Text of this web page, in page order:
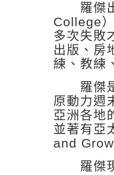
羅傑出
College
多次失敗
出版、房
練、教練
羅傑是
原動力週
亞洲各地
並著有亞
and
羅傑現